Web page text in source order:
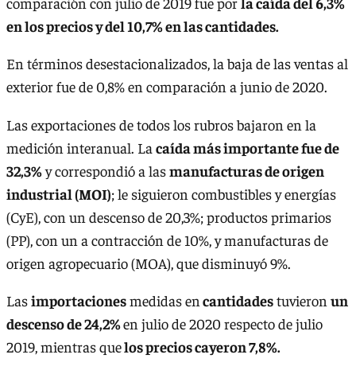
en los precios y del 10,7% en las cantidades.
En términos desestacionalizados, la baja de las ventas al
exterior fue de 0,8% en comparación a junio de 2020.
Las exportaciones de todos los rubros bajaron en la
medición interanual. La caída más importante fue de
32,3%y correspondió a lasmanufacturas de origen
industrial (MOI); le siguieron combustibles y energías
(CyE), con un descenso de 20,3%; productos primarios
(PP), con un a contracción de 10%, y manufacturas de
origen agropecuario (MOA), que disminuyó 9%.
Lasimportacionesmedidas en cantidadestuvieron un
descenso de 24,2%en julio de 2020 respecto de julio
2019, mientras quelos precios cayeron 7,8%.